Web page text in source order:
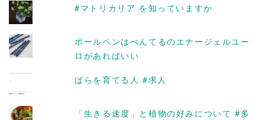
#マトリカリア を知っていますか
ボールペンはぺんてるのエナージェルユー
ロがあればいい
ばらを育てる人 #求人
「生きる速度」と植物の好みについて #多